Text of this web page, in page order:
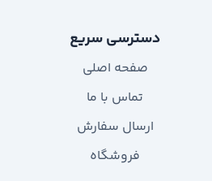
دسترسی سریع
صفحه اصلی
تماس با ما
ارسال سفارش
فروشگاه